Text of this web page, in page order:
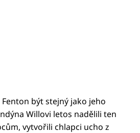
být stejný jako jeho
Willovi letos nadělili ten
vytvořili chlapci ucho z